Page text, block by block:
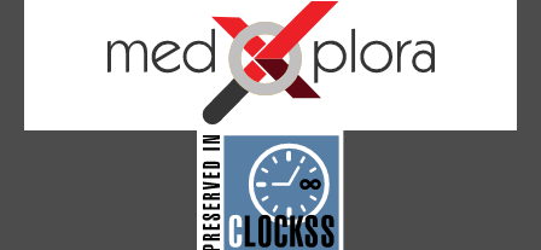
CLOCKSS is a dak archive that
ensures the long-term survival
of web-based scholary
publications, governed by and for
its stakeholders.